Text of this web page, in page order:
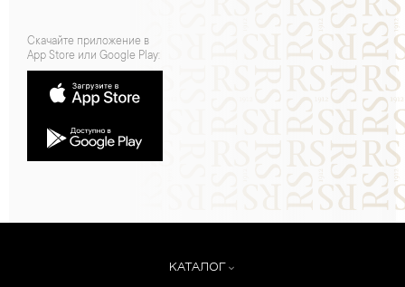
Скачайте приложение в
App Store или Google Play:
КАТАЛОГ